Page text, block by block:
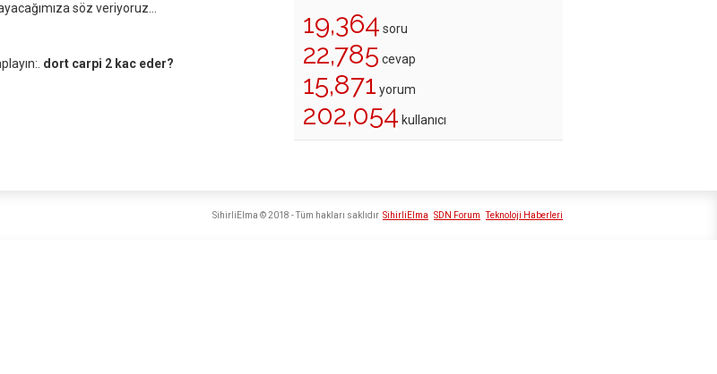
söz veriyoruz...
dort carpi 2 kac eder?
19,364 soru
22,785 cevap
15,871 yorum
202,054 kullanıcı
SihirliElma SDN Forum Teknoloji Haberleri
SihirliElma © 2018 - Tüm hakları saklıdır